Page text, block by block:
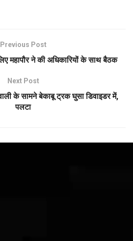
Previous Post
महापौर ने की अधिकारियों के साथ बैठक
Next Post
के सामने बेकाबू ट्रक घुसा डिवाइडर में,
पलटा